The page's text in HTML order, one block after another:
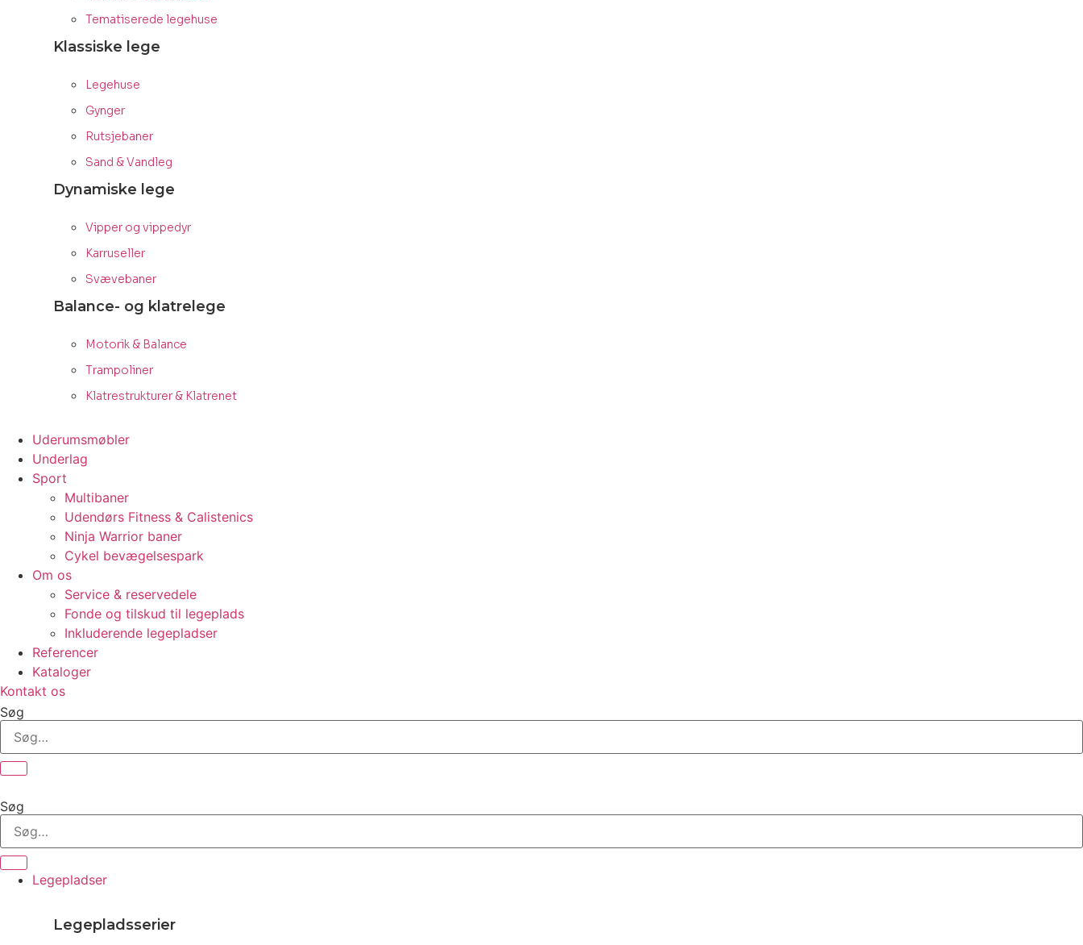
Tematiserede legehuse
Klassiske lege
Legehuse
Gynger
Rutsjebaner
Sand & Vandleg
Dynamiske lege
Vipper og vippedyr
Karruseller
Svævebaner
Balance- og klatrelege
Motorik & Balance
Trampoliner
Klatrestrukturer & Klatrenet
Uderumsmøbler
Underlag
Sport
Multibaner
Udendørs Fitness & Calistenics
Ninja Warrior baner
Cykel bevægelsespark
Om os
Service & reservedele
Fonde og tilskud til legeplads
Inkluderende legepladser
Referencer
Kataloger
Kontakt os
Søg
Søg
Legepladser
Legepladsserier